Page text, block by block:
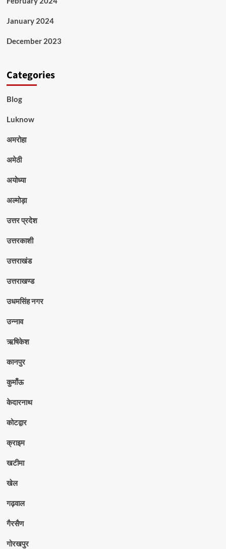
January 2024
December 2023
Categories
Blog
Luknow
अमरोहा
अमेठी
अयोध्या
अल्मोड़ा
उत्तर प्रदेश
उत्तरकाशी
उत्तराखंड
उत्तराखण्ड
उधमसिंह नगर
उन्नाव
ऋषिकेश
कानपुर
कुमाँऊ
केदारनाथ
कोटद्वार
क्राइम
खटीमा
खेल
गढ़वाल
गैरसैण
गोरखपुर